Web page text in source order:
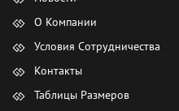
О Компании
Условия Сотрудничества
Контакты
Таблицы Размеров